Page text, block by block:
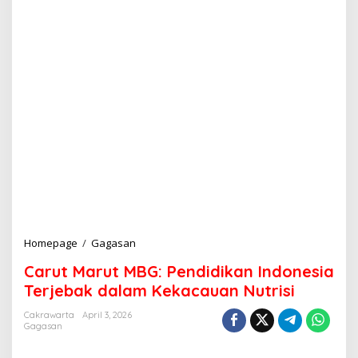
Homepage / Gagasan
r
u
t
Carut Marut MBG: Pendidikan Indonesia
Terjebak dalam Kekacauan Nutrisi
Cakrawarta
April 3, 2026
Gagasan